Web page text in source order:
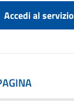
Accedi al servizio